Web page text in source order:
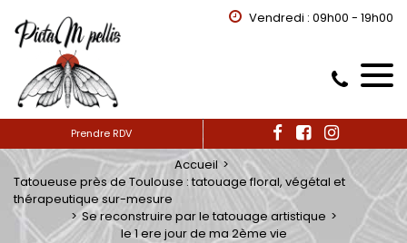
Vendredi : 09h00 - 19h00
Prendre RDV
Accueil
Tatoueuse près de Toulouse : tatouage floral, végétal et
thérapeutique sur-mesure
Se reconstruire par le tatouage artistique
le 1 ere jour de ma 2ème vie